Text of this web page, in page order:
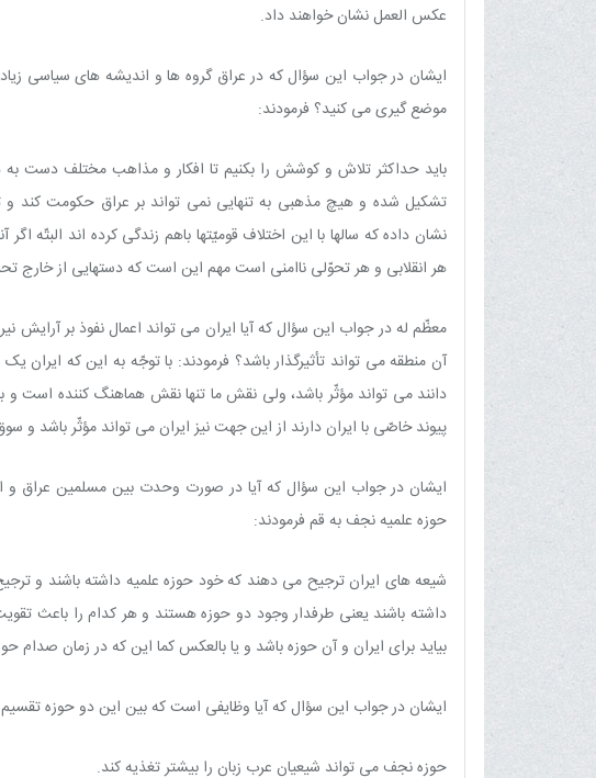
عکس العمل نشان خواهند داد.
ایشان در جواب این سؤال که در عراق گروه ها و اندیشه هاى سیاسى
موضع گیرى مى کنید؟ فرمودند:
باید حداکثر تلاش و کوشش را بکنیم تا افکار و مذاهب مختلف دست
تشکیل شده و هیچ مذهبى به تنهایى نمى تواند بر عراق حکومت کند و
نشان داده که سالها با این اختلاف قومیّتها باهم زندگى کرده اند البتّه
هر انقلابى و هر تحوّلى ناامنى است مهم این است که دستهایى از خارج
معظّم له در جواب این سؤال که آیا ایران مى تواند اعمال نفوذ بر آرایش
آن منطقه مى تواند تأثیرگذار باشد؟ فرمودند: با توجّه به این که ایران
دانند مى تواند مؤثّر باشد، ولى نقش ما تنها نقش هماهنگ کننده است
پیوند خاصّى با ایران دارند از این جهت نیز ایران مى تواند مؤثّر باشد و
ایشان در جواب این سؤال که آیا در صورت وحدت بین مسلمین عراق و
حوزه علمیه نجف به قم فرمودند:
شیعه هاى ایران ترجیح مى دهند که خود حوزه علمیه داشته باشند و
داشته باشند یعنى طرفدار وجود دو حوزه هستند و هر کدام را باعث
بیاید براى ایران و آن حوزه باشد و یا بالعکس کما این که در زمان صدام
ایشان در جواب این سؤال که آیا وظایفى است که بین این دو حوزه
حوزه نجف مى تواند شیعیان عرب زبان را بیشتر تغذیه کند.